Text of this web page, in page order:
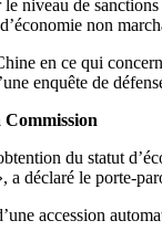
le niveau de
non
en ce qui
enquête de
du statut
a déclaré le porte-
accession